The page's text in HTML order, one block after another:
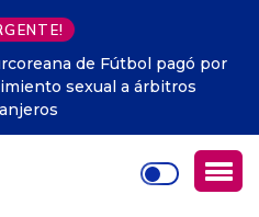
de Fútbol pagó por
sexual a árbitros